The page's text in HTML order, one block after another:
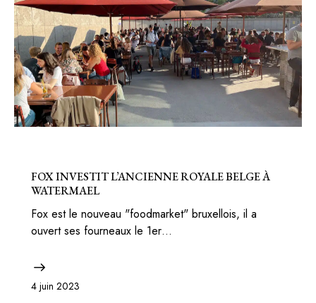
FOX INVESTIT L’ANCIENNE ROYALE BELGE À
WATERMAEL
Fox est le nouveau "foodmarket" bruxellois, il a
ouvert ses fourneaux le 1er…
4 juin 2023